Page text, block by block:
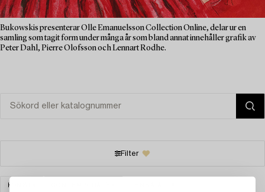
Bukowskis presenterar Olle Emanuelsson Collection Online, delar ur en
samling som tagit form under många år som bland annat innehåller grafik av
Peter Dahl, Pierre Olofsson och Lennart Rodhe.
Filter
KONST